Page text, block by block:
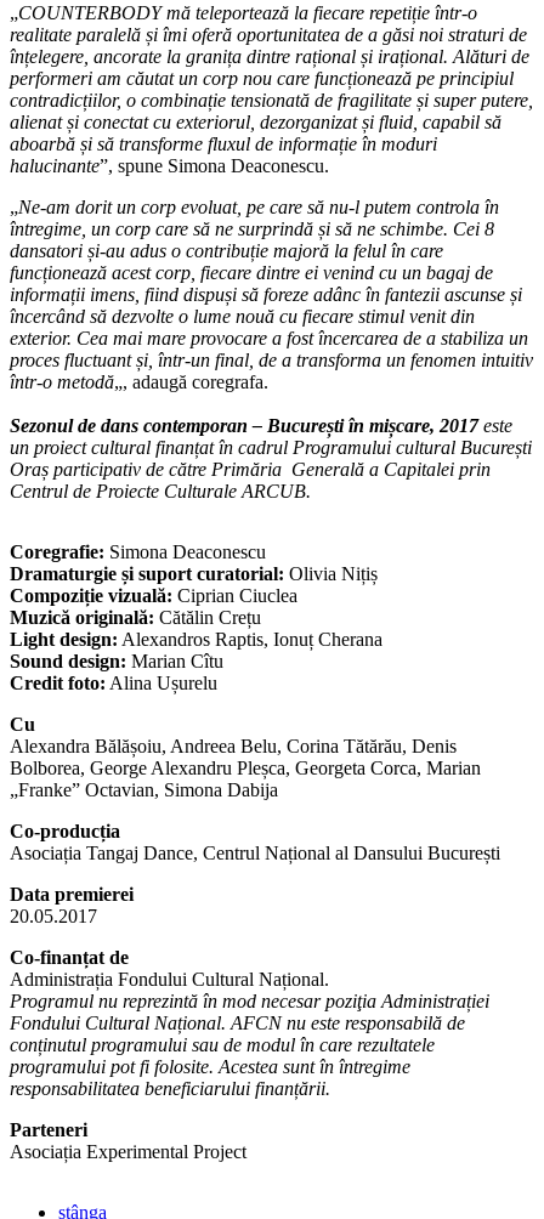
„COUNTERBODY mă teleportează la fiecare repetiție într-o
realitate paralelă și îmi oferă oportunitatea de a găsi noi straturi de
înțelegere, ancorate la granița dintre rațional și irațional. Alături de
performeri am căutat un corp nou care funcționează pe principiul
contradicțiilor, o combinație tensionată de fragilitate și super putere,
alienat și conectat cu exteriorul, dezorganizat și fluid, capabil să
aboarbă și să transforme fluxul de informație în moduri
halucinante”, spune Simona Deaconescu.
„Ne-am dorit un corp evoluat, pe care să nu-l putem controla în
întregime, un corp care să ne surprindă și să ne schimbe. Cei 8
dansatori și-au adus o contribuție majoră la felul în care
funcționează acest corp, fiecare dintre ei venind cu un bagaj de
informații imens, fiind dispuși să foreze adânc în fantezii ascunse și
încercând să dezvolte o lume nouă cu fiecare stimul venit din
exterior. Cea mai mare provocare a fost încercarea de a stabiliza un
proces fluctuant și, într-un final, de a transforma un fenomen intuitiv
într-o metodă„, adaugă coregrafa.
Sezonul de dans contemporan – București în mișcare, 2017 este
un proiect cultural finanțat în cadrul Programului cultural București
Oraș participativ de către Primăria Generală a Capitalei prin
Centrul de Proiecte Culturale ARCUB.
Coregrafie: Simona Deaconescu
Dramaturgie și suport curatorial: Olivia Nițiș
Compoziție vizuală: Ciprian Ciuclea
Muzică originală: Cătălin Crețu
Light design: Alexandros Raptis, Ionuț Cherana
Sound design: Marian Cîtu
Credit foto: Alina Ușurelu
Cu
Alexandra Bălășoiu, Andreea Belu, Corina Tătărău, Denis
Bolborea, George Alexandru Pleșca, Georgeta Corca, Marian
„Franke” Octavian, Simona Dabija
Co-producția
Asociația Tangaj Dance, Centrul Național al Dansului București
Data premierei
20.05.2017
Co-finanțat de
Administrația Fondului Cultural Național.
Programul nu reprezintă în mod necesar poziţia Administrației
Fondului Cultural Național. AFCN nu este responsabilă de
conținutul programului sau de modul în care rezultatele
programului pot fi folosite. Acestea sunt în întregime
responsabilitatea beneficiarului finanțării.
Parteneri
Asociația Experimental Project
stânga